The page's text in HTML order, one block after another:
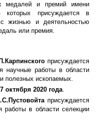
медалей и премий имени
присуждается в
жизнью и деятельностью
или премия.
присуждается
научные работы в области
полезных ископаемых.
октября 2020 года.
присуждается
в области селекции